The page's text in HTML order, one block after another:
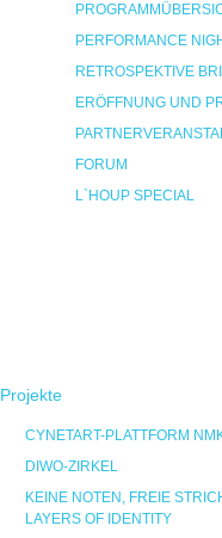
PERFORMANCE
RETROSPEKTIVE
ERÖFFNUNG UND
FORUM
L`HOUP SPECIAL
Projekte
CYNETART-PLATTFORM
DIWO-ZIRKEL
KEINE NOTEN, FREIE
LAYERS OF IDENTITY